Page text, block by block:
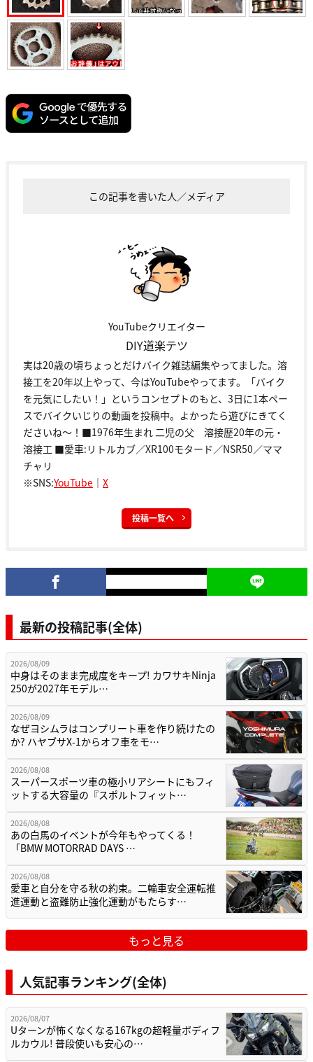
この記事を書いた人／メディア
YouTubeクリエイター
DIY道楽テツ
実は20歳の頃ちょっとだけバイク雑誌編集やってました。溶
接工を20年以上やって、今はYouTubeやってます。「バイク
を元気にしたい！」というコンセプトのもと、3日に1本ペー
スでバイクいじりの動画を投稿中。よかったら遊びにきてく
ださいね～！■1976年生まれ 二児の父 溶接歴20年の元・
溶接工 ■愛車:リトルカブ／XR100モタード／NSR50／ママ
チャリ
※SNS:YouTube ｜ X
投稿一覧へ
最新の投稿記事(全体)
2026/08/09
中身はそのまま完成度をキープ! カワサキNinja
250が2027年モデル…
2026/08/09
なぜヨシムラはコンプリート車を作り続けたの
か? ハヤブサX-1からオフ車をモ…
2026/08/08
スーパースポーツ車の極小リアシートにもフィ
ットする大容量の『スポルトフィット…
2026/08/08
あの白馬のイベントが今年もやってくる！
「BMW MOTORRAD DAYS …
2026/08/08
愛車と自分を守る秋の約束。二輪車安全運転推
進運動と盗難防止強化運動がもたらす…
もっと見る
人気記事ランキング(全体)
2026/08/07
Uターンが怖くなくなる167kgの超軽量ボディフ
ルカウル! 普段使いも安心の…